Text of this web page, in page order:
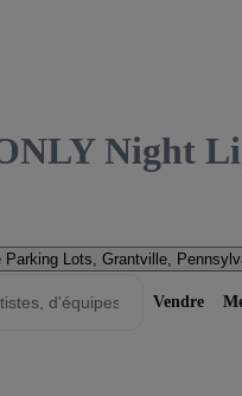
Night
Parking Lots Grantville,
Vendre